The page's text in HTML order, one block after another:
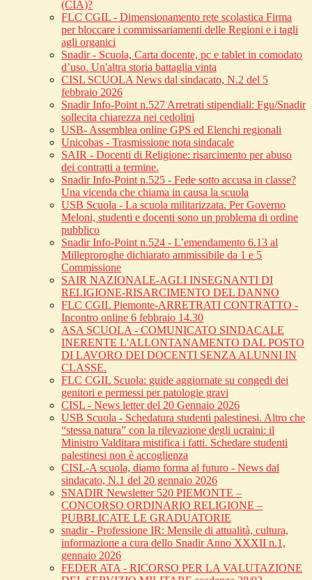
(CIA)?
FLC CGIL - Dimensionamento rete scolastica Firma
per bloccare i commissariamenti delle Regioni e i tagli
agli organici
Snadir - Scuola, Carta docente, pc e tablet in comodato
d’uso. Un'altra storia battaglia vinta
CISL SCUOLA News dal sindacato, N.2 del 5
febbraio 2026
Snadir Info-Point n.527 Arretrati stipendiali: Fgu/Snadir
sollecita chiarezza nei cedolini
USB- Assemblea online GPS ed Elenchi regionali
Unicobas - Trasmissione nota sindacale
SAIR - Docenti di Religione: risarcimento per abuso
dei contratti a termine.
Snadir Info-Point n.525 - Fede sotto accusa in classe?
Una vicenda che chiama in causa la scuola
USB Scuola - La scuola militarizzata. Per Governo
Meloni, studenti e docenti sono un problema di ordine
pubblico
Snadir Info-Point n.524 - L’emendamento 6.13 al
Milleproroghe dichiarato ammissibile da 1 e 5
Commissione
SAIR NAZIONALE-AGLI INSEGNANTI DI
RELIGIONE-RISARCIMENTO DEL DANNO
FLC CGIL Piemonte-ARRETRATI CONTRATTO -
Incontro online 6 febbraio 14.30
ASA SCUOLA - COMUNICATO SINDACALE
INERENTE L'ALLONTANAMENTO DAL POSTO
DI LAVORO DEI DOCENTI SENZA ALUNNI IN
CLASSE.
FLC CGIL Scuola: guide aggiornate su congedi dei
genitori e permessi per patologie gravi
CISL - News letter del 20 Gennaio 2026
USB Scuola - Schedatura studenti palestinesi. Altro che
“stessa natura” con la rilevazione degli ucraini: il
Ministro Valditara mistifica i fatti. Schedare studenti
palestinesi non è accoglienza
CISL-A scuola, diamo forma al futuro - News dal
sindacato, N.1 del 20 gennaio 2026
SNADIR Newsletter 520 PIEMONTE –
CONCORSO ORDINARIO RELIGIONE –
PUBBLICATE LE GRADUATORIE
snadir - Professione IR: Mensile di attualità, cultura,
informazione a cura dello Snadir Anno XXXII n.1,
gennaio 2026
FEDER ATA - RICORSO PER LA VALUTAZIONE